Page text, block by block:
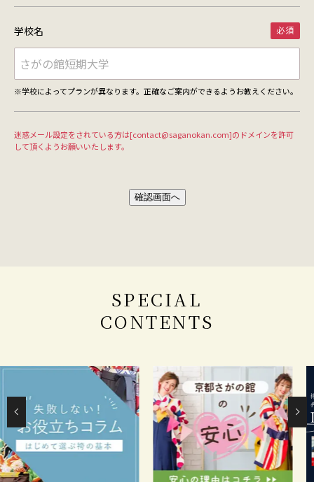
学校名
※学校によってプランが異なります。正確なご案内ができるようお教えください。
迷惑メール設定をされている方は[contact@saganokan.com]のドメインを許可
して頂くようお願いいたします。
確認画面へ
SPECIAL
CONTENTS